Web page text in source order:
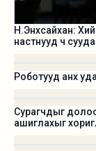
Н.Энхсайхан:
настнууд ч
Роботууд анх
Сурагчдыг
ашиглахыг